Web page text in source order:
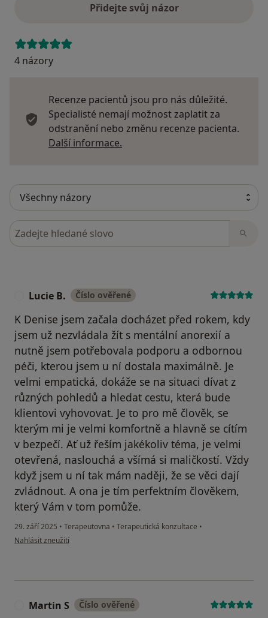
Přidejte svůj názor
4 názory
Recenze pacientů jsou pro nás důležité.
Specialisté nemají možnost zaplatit za
odstranění nebo změnu recenze pacienta.
Další informace.
Hledejte v názorech
Lucie B. Číslo ověřené
K Denise jsem začala docházet před rokem, kdy
jsem už nezvládala žít s mentální anorexií a
nutně jsem potřebovala podporu a odbornou
péči, kterou jsem u ní dostala maximálně. Je
velmi empatická, dokáže se na situaci dívat z
různých pohledů a hledat cestu, která bude
klientovi vyhovovat. Je to pro mě člověk, se
kterým mi je velmi komfortně a hlavně se cítím
v bezpečí. Ať už řeším jakékoliv téma, je velmi
otevřená, naslouchá a všímá si maličkostí. Vždy
když jsem u ní tak mám naději, že se věci dají
zvládnout. A ona je tím perfektním člověkem,
který Vám v tom pomůže.
29. září 2025 • Terapeutovna • Terapeutická konzultace •
podle názoru uživatele Lucie B.
Nahlásit zneužití
Martin S Číslo ověřené